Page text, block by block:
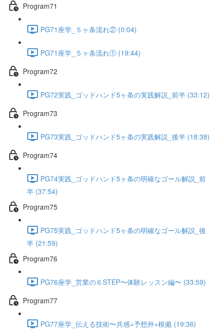
Program71
PG71座学_５ヶ条流れ② (0:04)
PG71座学_５ヶ条流れ① (19:44)
Program72
PG72実践_ゴッドハンド5ヶ条の実践解説_前半 (33:12)
Program73
PG73実践_ゴッドハンド5ヶ条の実践解説_後半 (18:38)
Program74
PG74実践_ゴッドハンド5ヶ条の明確なゴール解説_前
半 (37:54)
Program75
PG75実践_ゴッドハンド5ヶ条の明確なゴール解説_後
半 (21:59)
Program76
PG76座学_営業の６STEP〜体験レッスン編〜 (33:59)
Program77
PG77座学_伝える技術〜共感×予想外×根拠 (19:36)